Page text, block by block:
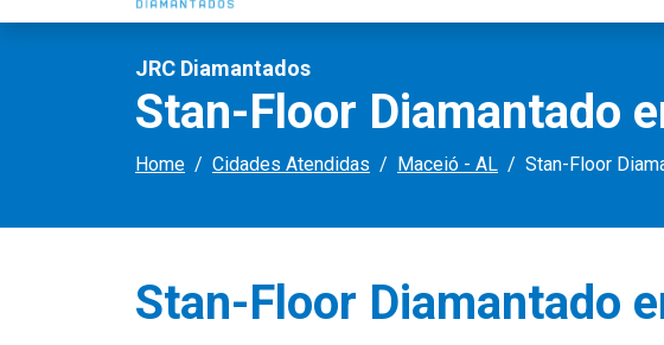
JRC Diamantados
Stan-Floor Diamantado
Home Cidades Atendidas Maceió - AL Stan-Floor
Stan-Floor Diamantado